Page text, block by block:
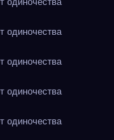
одиночества
одиночества
одиночества
одиночества